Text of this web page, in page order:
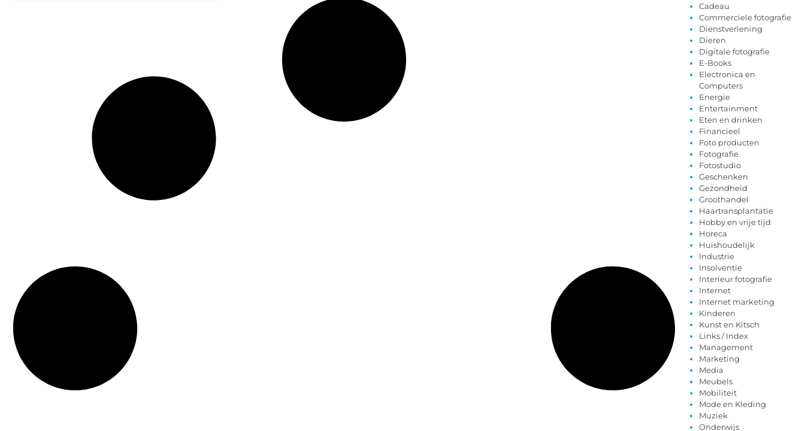
Cadeau
Commerciele fotografie
Dienstverlening
Dieren
Digitale fotografie
E-Books
Electronica en
Computers
Energie
Entertainment
Eten en drinken
Financieel
Foto producten
Fotografie
Fotostudio
Geschenken
Gezondheid
Groothandel
Haartransplantatie
Hobby en vrije tijd
Horeca
Huishoudelijk
Industrie
Insolventie
Interieur fotografie
Internet
Internet marketing
Kinderen
Kunst en Kitsch
Links / Index
Management
Marketing
Media
Meubels
Mobiliteit
Mode en Kleding
Muziek
Onderwijs